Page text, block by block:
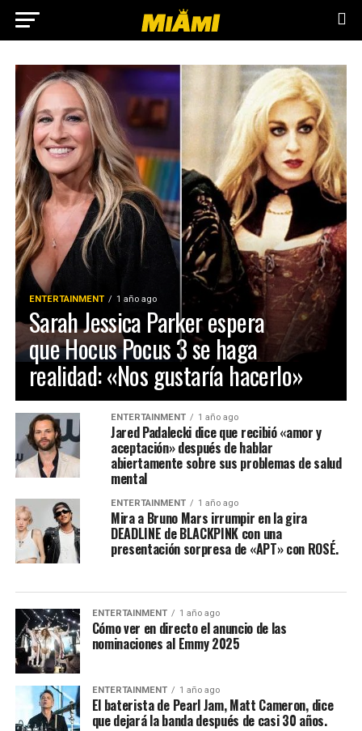
ENTERTAINMENT 1 año ago
Sarah Jessica Parker espera
que Hocus Pocus 3 se haga
realidad: «Nos gustaría hacerlo»
ENTERTAINMENT 1 año ago
Jared Padalecki dice que recibió «amor y
aceptación» después de hablar
abiertamente sobre sus problemas de salud
mental
ENTERTAINMENT 1 año ago
Mira a Bruno Mars irrumpir en la gira
DEADLINE de BLACKPINK con una
presentación sorpresa de «APT» con ROSÉ.
ENTERTAINMENT 1 año ago
Cómo ver en directo el anuncio de las
nominaciones al Emmy 2025
ENTERTAINMENT 1 año ago
El baterista de Pearl Jam, Matt Cameron, dice
que dejará la banda después de casi 30 años.